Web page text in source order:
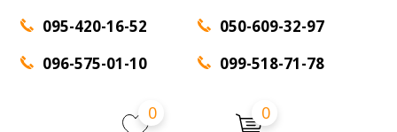
095-420-16-52
096-575-01-10
050-609-32-97
099-518-71-78
0 0